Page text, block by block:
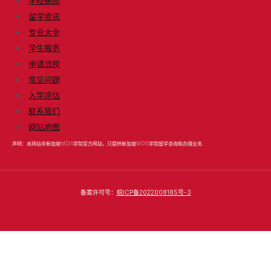
留学资讯
专业大全
学生服务
申请流程
常见问题
入学评估
联系我们
网站地图
声明：本网站非新加坡MDIS学院官方网站，只提供新加坡MDIS学院留学咨询和办理业务.
备案许可号： 皖ICP备2022008185号-3